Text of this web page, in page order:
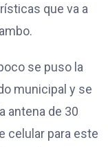
que va a
se puso la
municipal y se
antena de 30
celular para este